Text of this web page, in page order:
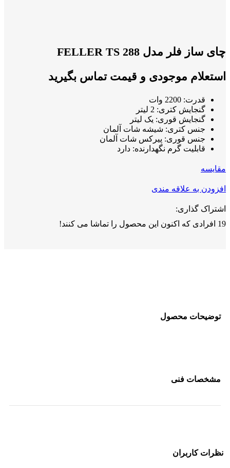
چای ساز فلر مدل FELLER TS 288
استعلام موجودی و قیمت تماس بگیرید
قدرت: 2200 وات
گنجایش کتری: 2 لیتر
گنجایش قوری: یک لیتر
جنس کتری: شیشه شات آلمان
جنس قوری: پیرکس شات آلمان
قابلیت گرم نگهدارنده: دارد
مقايسه
افزودن به علاقه مندی
اشتراک گذاری:
19 افرادی که اکنون این محصول را تماشا می کنند!
توضیحات محصول
مشخصات فنی
نظرات کاربران